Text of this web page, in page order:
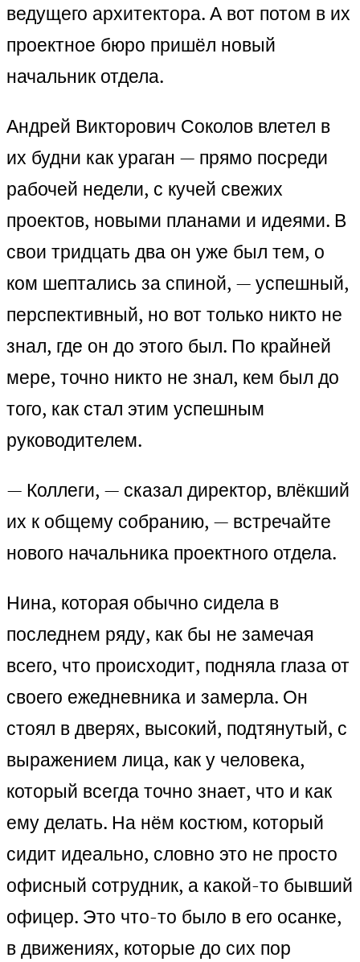
ведущего архитектора. А вот потом в их
проектное бюро пришёл новый
начальник отдела.
Андрей Викторович Соколов влетел в
их будни как ураган — прямо посреди
рабочей недели, с кучей свежих
проектов, новыми планами и идеями. В
свои тридцать два он уже был тем, о
ком шептались за спиной, — успешный,
перспективный, но вот только никто не
знал, где он до этого был. По крайней
мере, точно никто не знал, кем был до
того, как стал этим успешным
руководителем.
— Коллеги, — сказал директор, влёкший
их к общему собранию, — встречайте
нового начальника проектного отдела.
Нина, которая обычно сидела в
последнем ряду, как бы не замечая
всего, что происходит, подняла глаза от
своего ежедневника и замерла. Он
стоял в дверях, высокий, подтянутый, с
выражением лица, как у человека,
который всегда точно знает, что и как
ему делать. На нём костюм, который
сидит идеально, словно это не просто
офисный сотрудник, а какой-то бывший
офицер. Это что-то было в его осанке,
в движениях, которые до сих пор